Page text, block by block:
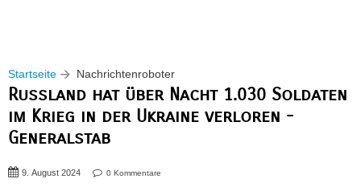
Startseite Nachrichtenroboter
Russland hat über Nacht 1.030 Soldaten
im Krieg in der Ukraine verloren -
Generalstab
9. August 2024 0 Kommentare